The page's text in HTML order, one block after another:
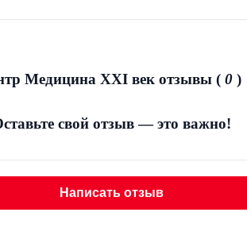
Медицина ХХI век отзывы ( 0 )
свой отзыв — это важно!
Написать отзыв